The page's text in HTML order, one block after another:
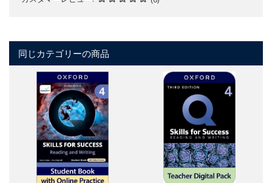
同じカテゴリーの商品